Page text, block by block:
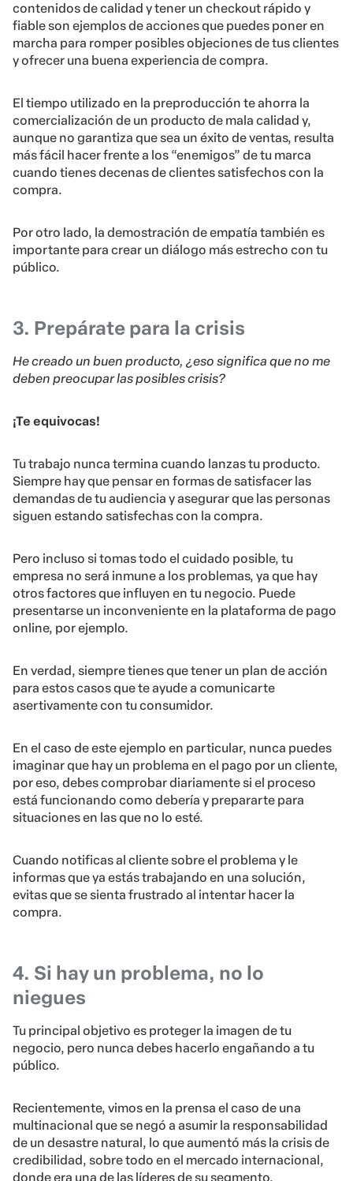
contenidos de calidad y tener un checkout rápido y
fiable son ejemplos de acciones que puedes poner en
marcha para romper posibles objeciones de tus clientes
y ofrecer una buena experiencia de compra.
El tiempo utilizado en la preproducción te ahorra la
comercialización de un producto de mala calidad y,
aunque no garantiza que sea un éxito de ventas, resulta
más fácil hacer frente a los “enemigos” de tu marca
cuando tienes decenas de clientes satisfechos con la
compra.
Por otro lado, la demostración de empatía también es
importante para crear un diálogo más estrecho con tu
público.
3. Prepárate para la crisis
He creado un buen producto, ¿eso significa que no me
deben preocupar las posibles crisis?
¡Te equivocas!
Tu trabajo nunca termina cuando lanzas tu producto.
Siempre hay que pensar en formas de satisfacer las
demandas de tu audiencia y asegurar que las personas
siguen estando satisfechas con la compra.
Pero incluso si tomas todo el cuidado posible, tu
empresa no será inmune a los problemas, ya que hay
otros factores que influyen en tu negocio. Puede
presentarse un inconveniente en la plataforma de pago
online, por ejemplo.
En verdad, siempre tienes que tener un plan de acción
para estos casos que te ayude a comunicarte
asertivamente con tu consumidor.
En el caso de este ejemplo en particular, nunca puedes
imaginar que hay un problema en el pago por un cliente,
por eso, debes comprobar diariamente si el proceso
está funcionando como debería y prepararte para
situaciones en las que no lo esté.
Cuando notificas al cliente sobre el problema y le
informas que ya estás trabajando en una solución,
evitas que se sienta frustrado al intentar hacer la
compra.
4. Si hay un problema, no lo
niegues
Tu principal objetivo es proteger la imagen de tu
negocio, pero nunca debes hacerlo engañando a tu
público.
Recientemente, vimos en la prensa el caso de una
multinacional que se negó a asumir la responsabilidad
de un desastre natural, lo que aumentó más la crisis de
credibilidad, sobre todo en el mercado internacional,
donde era una de las líderes de su segmento.